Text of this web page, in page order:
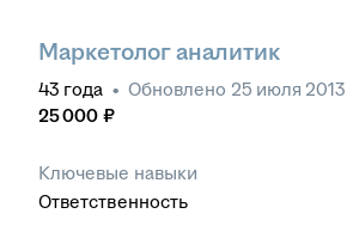
Маркетолог аналитик
43 года • Обновлено 25 июля 2013
25 000 ₽
Ключевые навыки
Ответственность